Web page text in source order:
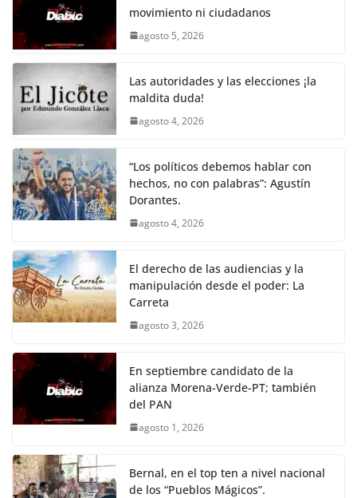
b
o
o
k
A
p
Li
k
a
movimiento ni ciudadanos
agosto 5, 2026
Las autoridades y las elecciones ¡la
maldita duda!
agosto 4, 2026
“Los políticos debemos hablar con
hechos, no con palabras”: Agustín
Dorantes.
agosto 4, 2026
El derecho de las audiencias y la
manipulación desde el poder: La
Carreta
agosto 3, 2026
En septiembre candidato de la
alianza Morena-Verde-PT; también
del PAN
agosto 1, 2026
Bernal, en el top ten a nivel nacional
de los “Pueblos Mágicos”.